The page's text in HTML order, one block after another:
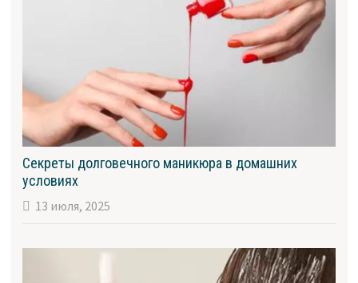
Секреты долговечного маникюра в домашних
условиях
13 июля, 2025